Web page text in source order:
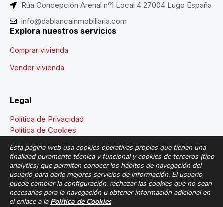
Rúa Concepción Arenal nº1 Local 4 27004 Lugo España
info@dablancainmobiliaria.com
Explora nuestros servicios
Comprar vivienda
Vender vivienda
Legal
Política de Privacidad
Política de Cookies
Todos los derechos reservados. © 2026Dablanca
Inmobiliaria
Esta página web usa cookies operativas propias que tienen una
finalidad puramente técnica y funcional y cookies de terceros (tipo
analytics) que permiten conocer los hábitos de navegación del
usuario para darle mejores servicios de información. El usuario
puede cambiar la configuración, rechazar las cookies que no sean
necesarias para la navegación u obtener información adicional en
el enlace a la Política de Cookies